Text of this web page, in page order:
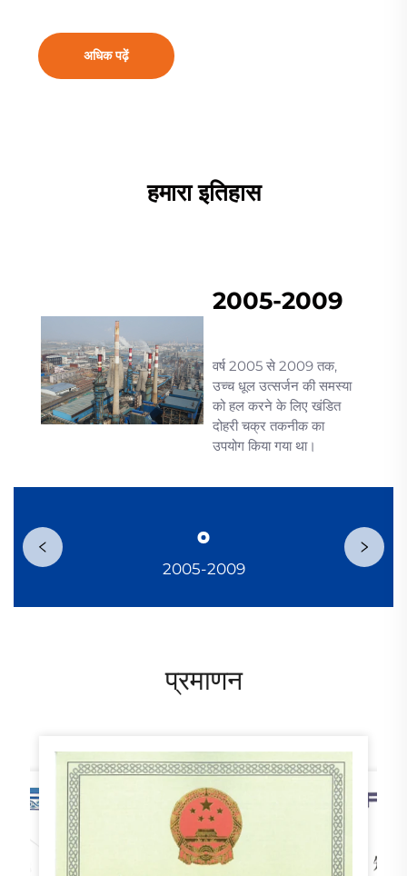
अधिक पढ़ें
हमारा इतिहास
2005-2009
वर्ष 2005 से 2009 तक,
उच्च धूल उत्सर्जन की समस्या
को हल करने के लिए खंडित
दोहरी चक्र तकनीक का
उपयोग किया गया था।
2005-2009
प्रमाणन